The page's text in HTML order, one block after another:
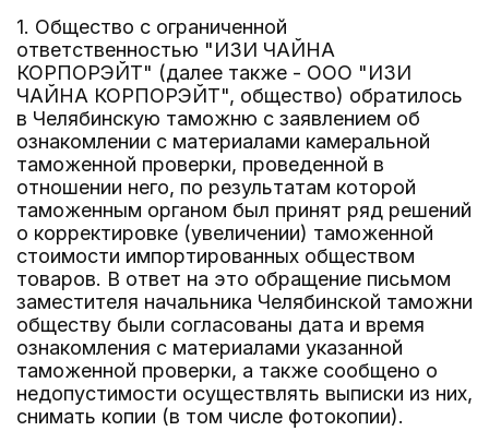
1. Общество с ограниченной
ответственностью "ИЗИ ЧАЙНА
КОРПОРЭЙТ" (далее также - ООО "ИЗИ
ЧАЙНА КОРПОРЭЙТ", общество) обратилось
в Челябинскую таможню с заявлением об
ознакомлении с материалами камеральной
таможенной проверки, проведенной в
отношении него, по результатам которой
таможенным органом был принят ряд решений
о корректировке (увеличении) таможенной
стоимости импортированных обществом
товаров. В ответ на это обращение письмом
заместителя начальника Челябинской таможни
обществу были согласованы дата и время
ознакомления с материалами указанной
таможенной проверки, а также сообщено о
недопустимости осуществлять выписки из них,
снимать копии (в том числе фотокопии).